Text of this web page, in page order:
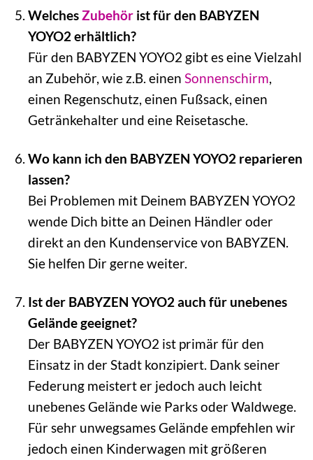
WelchesZubehörist für den BABYZEN
YOYO2 erhältlich?
Für den BABYZEN YOYO2 gibt es eine Vielzahl
an Zubehör, wie z.B. einen Sonnenschirm,
einen Regenschutz, einen Fußsack, einen
Getränkehalter und eine Reisetasche.
Wo kann ich den BABYZEN YOYO2 reparieren
lassen?
Bei Problemen mit Deinem BABYZEN YOYO2
wende Dich bitte an Deinen Händler oder
direkt an den Kundenservice von BABYZEN.
Sie helfen Dir gerne weiter.
Ist der BABYZEN YOYO2 auch für unebenes
Gelände geeignet?
Der BABYZEN YOYO2 ist primär für den
Einsatz in der Stadt konzipiert. Dank seiner
Federung meistert er jedoch auch leicht
unebenes Gelände wie Parks oder Waldwege.
Für sehr unwegsames Gelände empfehlen wir
jedoch einen Kinderwagen mit größeren